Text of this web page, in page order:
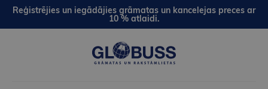
Reģistrējies un iegādājies grāmatas un kancelejas preces ar
10 % atlaidi.